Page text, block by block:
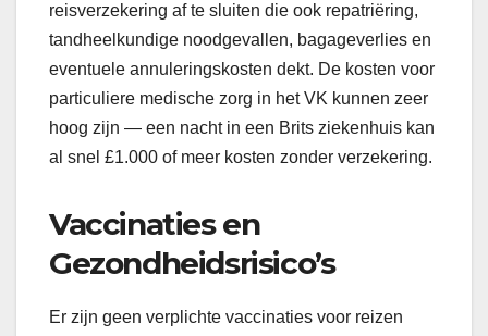
reisverzekering af te sluiten die ook repatriëring,
tandheelkundige noodgevallen, bagageverlies en
eventuele annuleringskosten dekt. De kosten voor
particuliere medische zorg in het VK kunnen zeer
hoog zijn — een nacht in een Brits ziekenhuis kan
al snel £1.000 of meer kosten zonder verzekering.
Vaccinaties en
Gezondheidsrisico’s
Er zijn geen verplichte vaccinaties voor reizen